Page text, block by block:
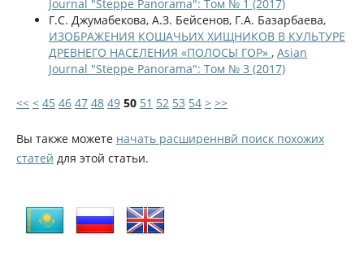
Journal "Steppe Panorama": Том № 1 (2017)
Г.С. Джумабекова, А.З. Бейсенов, Г.А. Базарбаева,
ИЗОБРАЖЕНИЯ КОШАЧЬИХ ХИЩНИКОВ В КУЛЬТУРЕ
ДРЕВНЕГО НАСЕЛЕНИЯ «ПОЛОСЫ ГОР» , Asian
Journal "Steppe Panorama": Том № 3 (2017)
<< < 45 46 47 48 49 50 51 52 53 54 > >>
Вы также можете начать расширеннвй поиск похожих
статей для этой статьи.